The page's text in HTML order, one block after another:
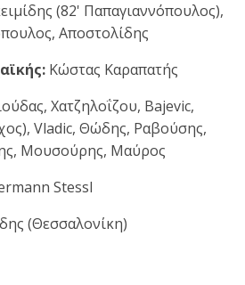
(82' Παπαγιαννόπουλος),
Αποστολίδης
Κώστας Καραπατής
Χατζηλοΐζου, Bajevic,
Vladic, Θώδης, Ραβούσης,
Μουσούρης, Μαύρος
Stessl
(Θεσσαλονίκη)